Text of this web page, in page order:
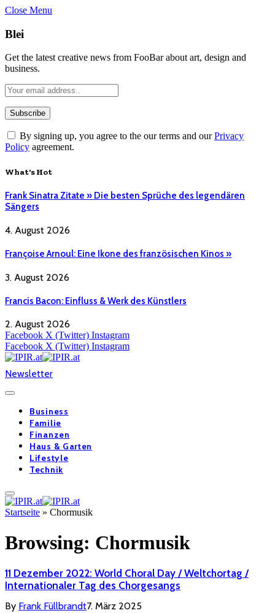
Close Menu
Blei
Get the latest creative news from FooBar about art, design and
business.
By signing up, you agree to the our terms and ourPrivacy
Policy agreement.
What's Hot
Frank Sinatra Zitate » Die besten Sprüche des legendären
Sängers
4. August 2026
Françoise Arnoul: Eine Ikone des französischen Kinos »
3. August 2026
Francis Bacon: Einfluss & Werk des Künstlers
2. August 2026
Facebook X (Twitter) Instagram
Facebook X (Twitter) Instagram
Newsletter
Business
Familie
Finanzen
Haus & Garten
Lifestyle
Technik
Startseite » Chormusik
Browsing: Chormusik
11 Dezember 2022: World Choral Day / Weltchortag /
Internationaler Tag des Chorgesangs
By Frank Füllbrandt7. März 2025